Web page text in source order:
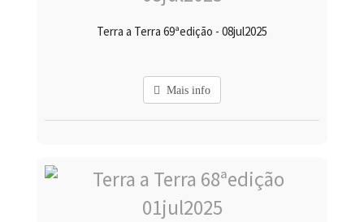
Terra a Terra 69ªedição - 08jul2025
Mais info